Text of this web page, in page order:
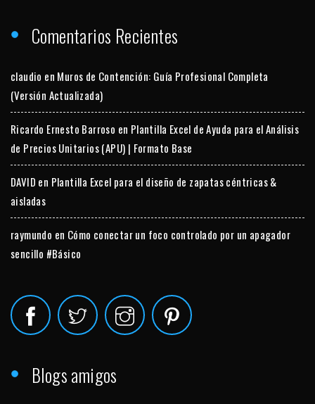
Comentarios Recientes
claudio en Muros de Contención: Guía Profesional Completa
(Versión Actualizada)
Ricardo Ernesto Barroso en Plantilla Excel de Ayuda para el Análisis
de Precios Unitarios (APU) | Formato Base
DAVID en Plantilla Excel para el diseño de zapatas céntricas &
aisladas
raymundo en Cómo conectar un foco controlado por un apagador
sencillo #Básico
Blogs amigos